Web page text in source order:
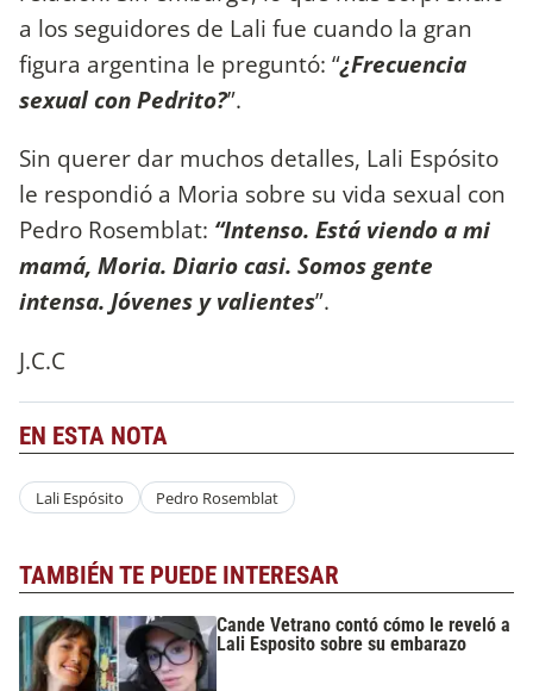
a los seguidores de Lali fue cuando la gran
figura argentina le preguntó: “¿Frecuencia
sexual con Pedrito?”.
Sin querer dar muchos detalles, Lali Espósito
le respondió a Moria sobre su vida sexual con
Pedro Rosemblat: “Intenso. Está viendo a mi
mamá, Moria. Diario casi. Somos gente
intensa. Jóvenes y valientes”.
J.C.C
EN ESTA NOTA
Lali Espósito Pedro Rosemblat
TAMBIÉN TE PUEDE INTERESAR
Cande Vetrano contó cómo le reveló a
Lali Esposito sobre su embarazo